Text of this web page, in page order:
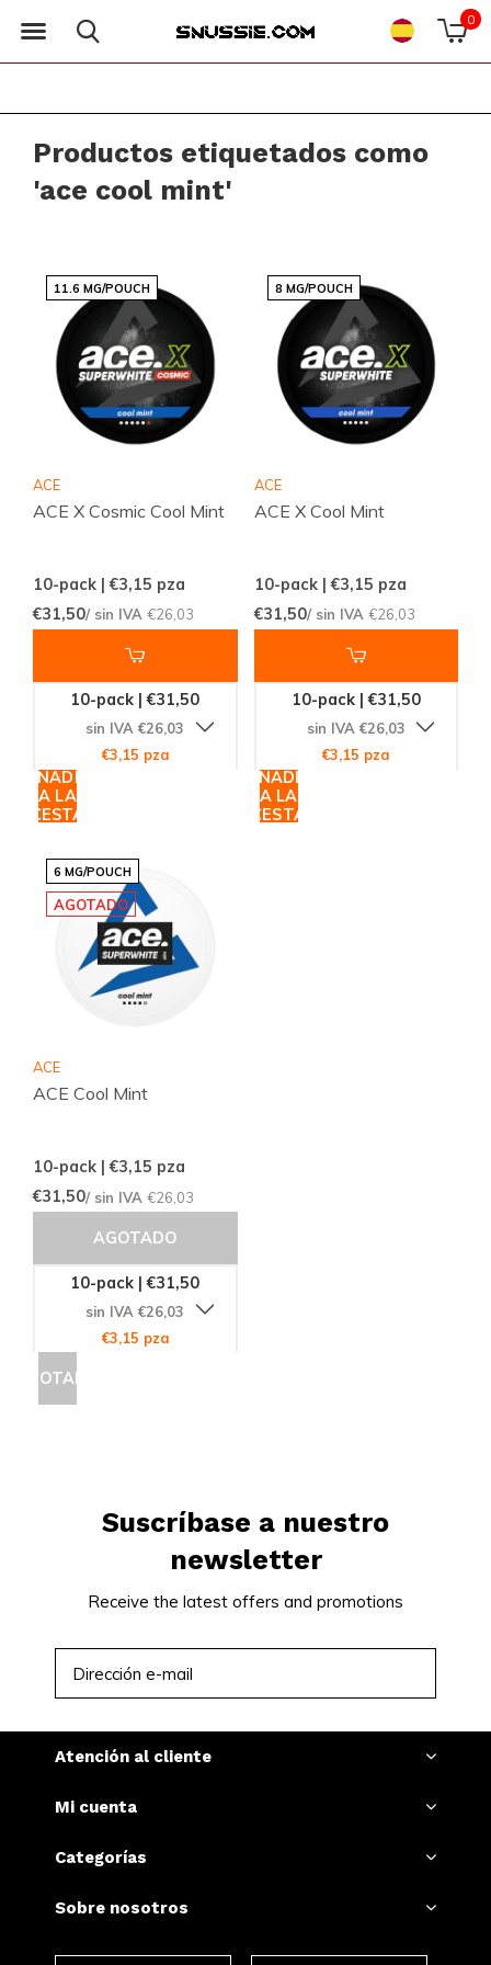
0
Productos etiquetados como
'ace cool mint'
11.6 MG/POUCH
ACE
ACE X Cosmic Cool Mint
10-pack | €3,15 pza
€31,50/ sin IVA €26,03
10-pack | €31,50
sin IVA €26,03
€3,15 pza
AÑADIR
A LA
CESTA
8 MG/POUCH
ACE
ACE X Cool Mint
10-pack | €3,15 pza
€31,50/ sin IVA €26,03
10-pack | €31,50
sin IVA €26,03
€3,15 pza
AÑADIR
A LA
CESTA
6 MG/POUCH
AGOTADO
ACE
ACE Cool Mint
10-pack | €3,15 pza
€31,50/ sin IVA €26,03
AGOTADO
10-pack | €31,50
sin IVA €26,03
€3,15 pza
AGOTADO
Suscríbase a nuestro
newsletter
Receive the latest offers and promotions
Atención al cliente
Mi cuenta
Categorías
Sobre nosotros